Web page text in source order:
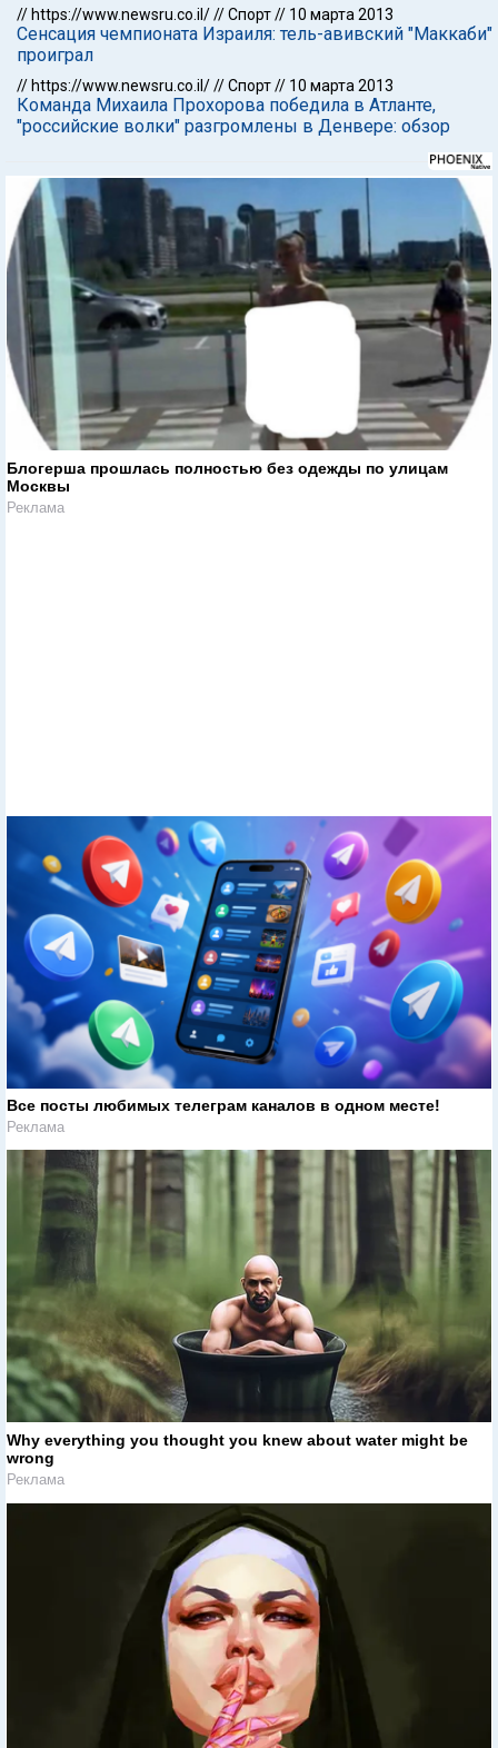
// https://www.newsru.co.il///Спорт// 10 марта 2013
Сенсация чемпионата Израиля: тель-авивский "Маккаби"
проиграл
// https://www.newsru.co.il///Спорт// 10 марта 2013
Команда Михаила Прохорова победила в Атланте,
"российские волки" разгромлены в Денвере: обзор
Блогерша прошлась полностью без одежды по улицам
Москвы
Реклама
Все посты любимых телеграм каналов в одном месте!
Реклама
Why everything you thought you knew about water might be
wrong
Реклама